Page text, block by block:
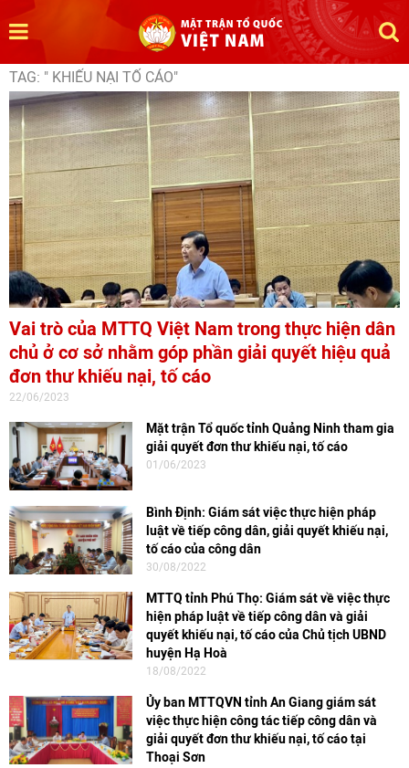
TAG: " KHIẾU NẠI TỐ CÁO"
Vai trò của MTTQ Việt Nam trong thực hiện dân
chủ ở cơ sở nhằm góp phần giải quyết hiệu quả
đơn thư khiếu nại, tố cáo
22/06/2023
Mặt trận Tổ quốc tỉnh Quảng Ninh tham gia
giải quyết đơn thư khiếu nại, tố cáo
01/06/2023
Bình Định: Giám sát việc thực hiện pháp
luật về tiếp công dân, giải quyết khiếu nại,
tố cáo của công dân
30/08/2022
MTTQ tỉnh Phú Thọ: Giám sát về việc thực
hiện pháp luật về tiếp công dân và giải
quyết khiếu nại, tố cáo của Chủ tịch UBND
huyện Hạ Hoà
18/08/2022
Ủy ban MTTQVN tỉnh An Giang giám sát
việc thực hiện công tác tiếp công dân và
giải quyết đơn thư khiếu nại, tố cáo tại
Thoại Sơn